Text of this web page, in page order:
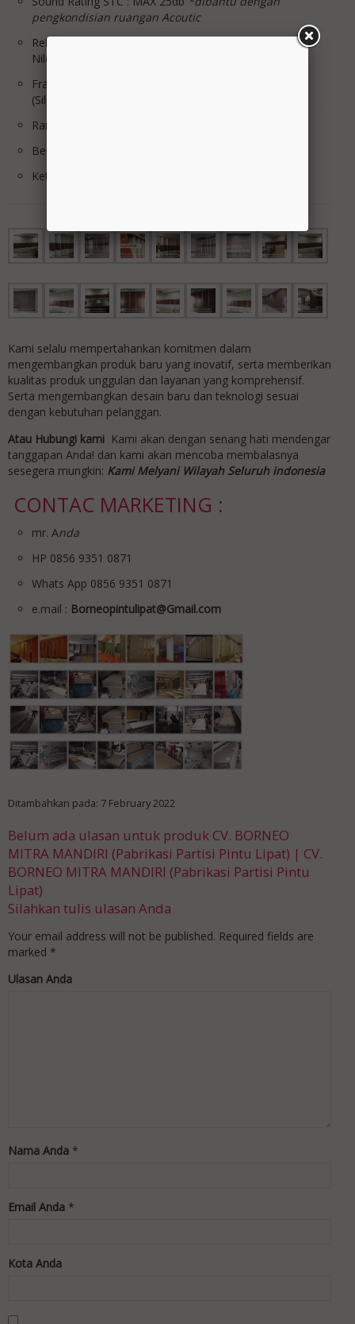
pengkondisian ruangan Acoutic
Rell & Roda : Rell Alumunium & Roda Bering, Roda
Nilon
Frame list sisi Panel : Alumunium Natural Anodized
(Silper almunium CR.3)
Rangka Panel : Holo hitam 4 x 4 T.1mm
Berat Panel /m2 : 15Kg/m2
Ketingian Max : 1m s/d 7m
Kami selalu mempertahankan komitmen dalam
mengembangkan produk baru yang inovatif, serta memberikan
kualitas produk unggulan dan layanan yang komprehensif.
Serta mengembangkan desain baru dan teknologi sesuai
dengan kebutuhan pelanggan.
Atau Hubungi kami Kami akan dengan senang hati mendengar
tanggapan Anda! dan kami akan mencoba membalasnya
sesegera mungkin: Kami Melyani Wilayah Seluruh indonesia
CONTAC MARKETING :
mr. Anda
HP 0856 9351 0871
Whats App 0856 9351 0871
e.mail : Borneopintulipat@Gmail.com
Ditambahkan pada: 7 February 2022
Belum ada ulasan untuk produk CV. BORNEO
MITRA MANDIRI (Pabrikasi Partisi Pintu Lipat) | CV.
BORNEO MITRA MANDIRI (Pabrikasi Partisi Pintu
Lipat)
Silahkan tulis ulasan Anda
Your email address will not be published. Required fields are
marked *
Ulasan Anda
Nama Anda *
Email Anda *
Kota Anda